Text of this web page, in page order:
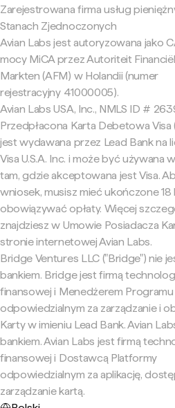
Zarejestrowana firma usług
Stanach Zjednoczonych
Avian Labs jest autoryzowana jako
mocy MiCA przez Autoriteit
Markten (AFM) w Holandii (numer
rejestracyjny 41000005).
Avian Labs USA, Inc., NMLS ID #
Przedpłacona Karta Debetowa Visa
jest wydawana przez Lead Bank na
Visa U.S.A. Inc. i może być używana
tam, gdzie akceptowana jest Visa.
wniosek, musisz mieć ukończone 18
obowiązywać opłaty. Więcej
znajdziesz w Umowie Posiadacza
stronie internetowej Avian Labs.
Bridge Ventures LLC ("Bridge") nie
bankiem. Bridge jest firmą
finansowej i Menedżerem Programu
odpowiedzialnym za zarządzanie i
Karty w imieniu Lead Bank. Avian
bankiem. Avian Labs jest firmą
finansowej i Dostawcą Platformy
odpowiedzialnym za aplikację,
zarządzanie kartą.